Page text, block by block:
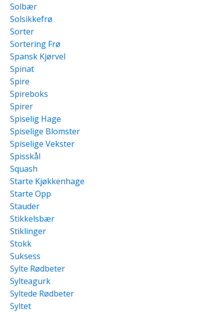
Solbær
Solsikkefrø
Sorter
Sortering Frø
Spansk Kjørvel
Spinat
Spire
Spireboks
Spirer
Spiselig Hage
Spiselige Blomster
Spiselige Vekster
Spisskål
Squash
Starte Kjøkkenhage
Starte Opp
Stauder
Stikkelsbær
Stiklinger
Stokk
Suksess
Sylte Rødbeter
Sylteagurk
Syltede Rødbeter
Syltet